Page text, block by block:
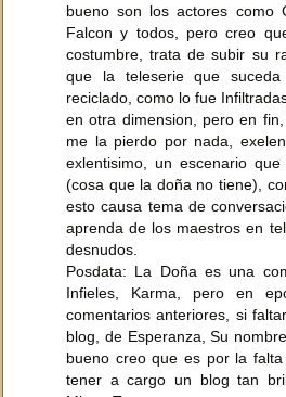
bueno son los actores como
Falcon y todos, pero creo
costumbre, trata de subir su
que la teleserie que
reciclado, como lo fue
en otra dimension, pero en
me la pierdo por nada,
exlentisimo, un escenario
(cosa que la doña no tiene),
esto causa tema de
aprenda de los maestros en
desnudos.
Posdata: La Doña es una
Infieles, Karma, pero en
comentarios anteriores, si
blog, de Esperanza, Su
bueno creo que es por la
tener a cargo un blog tan